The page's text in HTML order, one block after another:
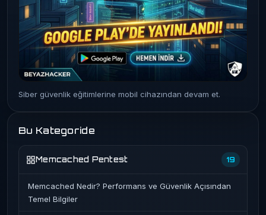
Siber güvenlik eğitimlerine mobil cihazından devam et.
Bu Kategoride
Memcached Pentest 19
Memcached Nedir? Performans ve Güvenlik Açısından
Temel Bilgiler